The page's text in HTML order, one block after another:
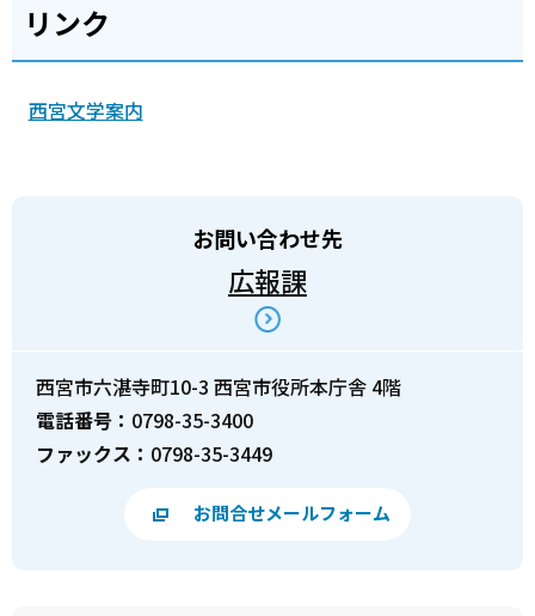
リンク
西宮文学案内
お問い合わせ先
広報課
西宮市六湛寺町10-3 西宮市役所本庁舎 4階
電話番号： 0798-35-3400
ファックス： 0798-35-3449
お問合せメールフォーム